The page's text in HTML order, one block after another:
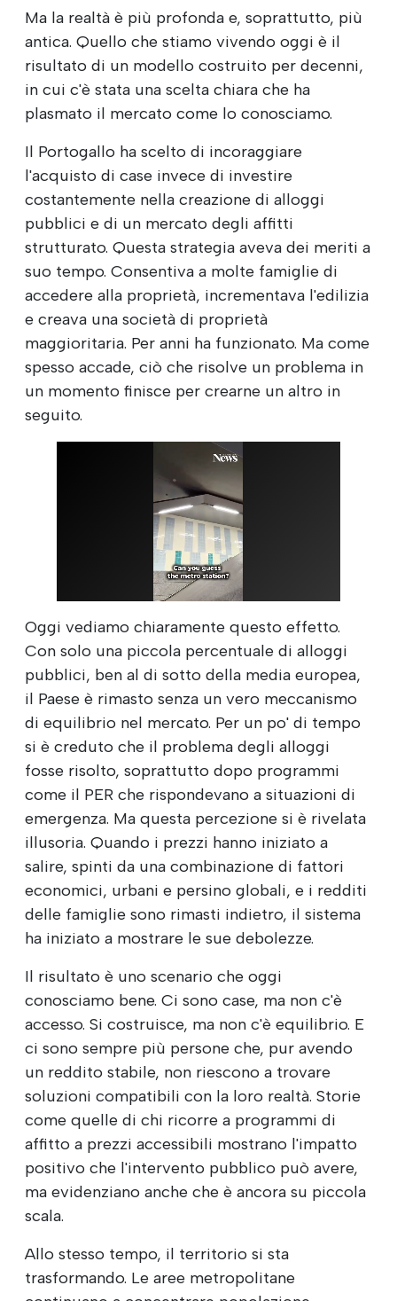
Ma la realtà è più profonda e, soprattutto, più
antica. Quello che stiamo vivendo oggi è il
risultato di un modello costruito per decenni,
in cui c'è stata una scelta chiara che ha
plasmato il mercato come lo conosciamo.
Il Portogallo ha scelto di incoraggiare
l'acquisto di case invece di investire
costantemente nella creazione di alloggi
pubblici e di un mercato degli affitti
strutturato. Questa strategia aveva dei meriti a
suo tempo. Consentiva a molte famiglie di
accedere alla proprietà, incrementava l'edilizia
e creava una società di proprietà
maggioritaria. Per anni ha funzionato. Ma come
spesso accade, ciò che risolve un problema in
un momento finisce per crearne un altro in
seguito.
Oggi vediamo chiaramente questo effetto.
Con solo una piccola percentuale di alloggi
pubblici, ben al di sotto della media europea,
il Paese è rimasto senza un vero meccanismo
di equilibrio nel mercato. Per un po' di tempo
si è creduto che il problema degli alloggi
fosse risolto, soprattutto dopo programmi
come il PER che rispondevano a situazioni di
emergenza. Ma questa percezione si è rivelata
illusoria. Quando i prezzi hanno iniziato a
salire, spinti da una combinazione di fattori
economici, urbani e persino globali, e i redditi
delle famiglie sono rimasti indietro, il sistema
ha iniziato a mostrare le sue debolezze.
Il risultato è uno scenario che oggi
conosciamo bene. Ci sono case, ma non c'è
accesso. Si costruisce, ma non c'è equilibrio. E
ci sono sempre più persone che, pur avendo
un reddito stabile, non riescono a trovare
soluzioni compatibili con la loro realtà. Storie
come quelle di chi ricorre a programmi di
affitto a prezzi accessibili mostrano l'impatto
positivo che l'intervento pubblico può avere,
ma evidenziano anche che è ancora su piccola
scala.
Allo stesso tempo, il territorio si sta
trasformando. Le aree metropolitane